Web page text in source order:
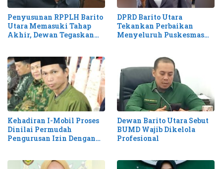
Penyusunan RPPLH Barito
Utara Memasuki Tahap
Akhir, Dewan Tegaskan
DPRD Barito Utara
Tekankan Perbaikan
Menyeluruh Puskesmas
Kehadiran I-Mobil Proses
Dinilai Permudah
Pengurusan Izin Dengan
Dewan Barito Utara Sebut
BUMD Wajib Dikelola
Profesional